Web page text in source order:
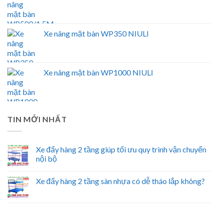
Xe nâng mặt bàn WP350 NIULI
Xe nâng mặt bàn WP1000 NIULI
TIN MỚI NHẤT
Xe đẩy hàng 2 tầng giúp tối ưu quy trình vận chuyển
nội bộ
Xe đẩy hàng 2 tầng sàn nhựa có dễ tháo lắp không?